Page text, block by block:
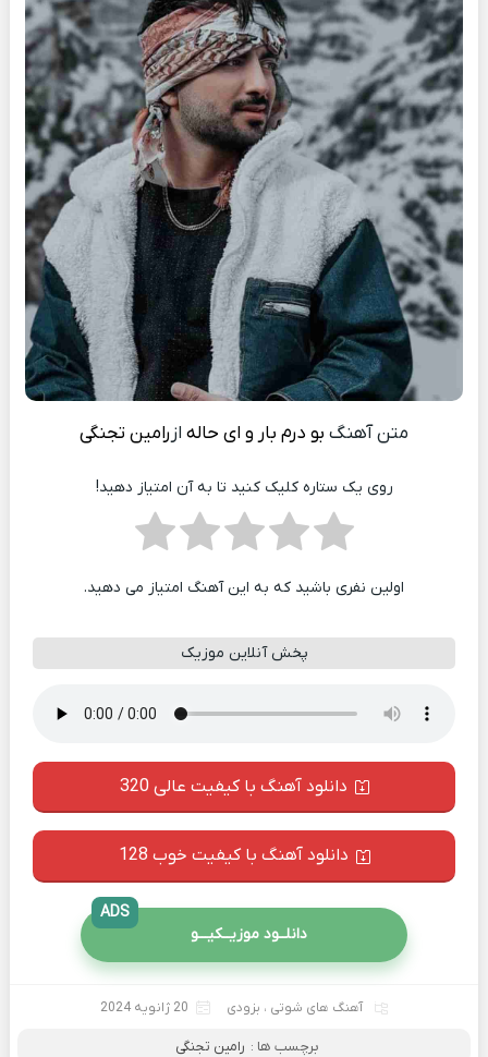
متن آهنگ بو درم بار و ای حاله از رامین تجنگی
روی یک ستاره کلیک کنید تا به آن امتیاز دهید!
اولین نفری باشید که به این آهنگ امتیاز می دهید.
پخش آنلاین موزیک
دانلود آهنگ با کیفیت عالی 320
دانلود آهنگ با کیفیت خوب 128
دانلــود موزیــکیـــو
ADS
آهنگ های شوتی ، بزودی 20 ژانویه 2024
برچسب ها : رامین تجنگی